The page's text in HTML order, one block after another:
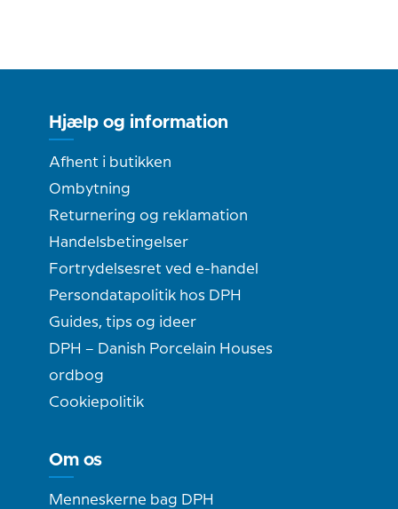
Hjælp og information
Afhent i butikken
Ombytning
Returnering og reklamation
Handelsbetingelser
Fortrydelsesret ved e-handel
Persondatapolitik hos DPH
Guides, tips og ideer
DPH – Danish Porcelain Houses
ordbog
Cookiepolitik
Om os
Menneskerne bag DPH